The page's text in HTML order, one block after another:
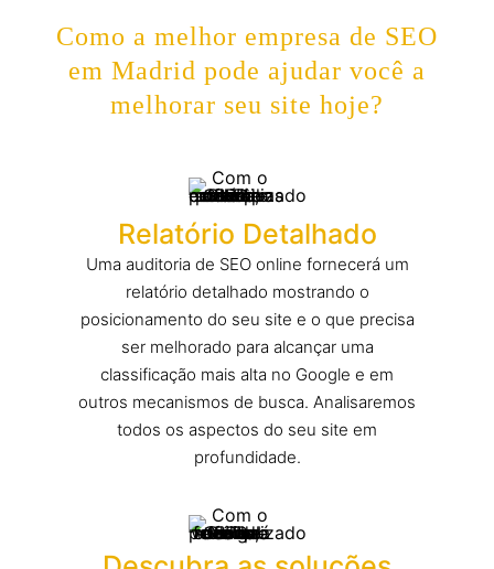
Como a melhor empresa de SEO
em Madrid pode ajudar você a
melhorar seu site hoje?
Relatório Detalhado
Uma auditoria de SEO online fornecerá um
relatório detalhado mostrando o
posicionamento do seu site e o que precisa
ser melhorado para alcançar uma
classificação mais alta no Google e em
outros mecanismos de busca. Analisaremos
todos os aspectos do seu site em
profundidade.